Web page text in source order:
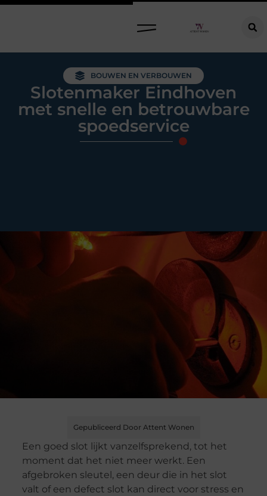
BOUWEN EN VERBOUWEN
Slotenmaker Eindhoven
met snelle en betrouwbare
spoedservice
Gepubliceerd Door Attent Wonen
Een goed slot lijkt vanzelfsprekend, tot het
moment dat het niet meer werkt. Een
afgebroken sleutel, een deur die in het slot
valt of een defect slot kan direct voor stress en